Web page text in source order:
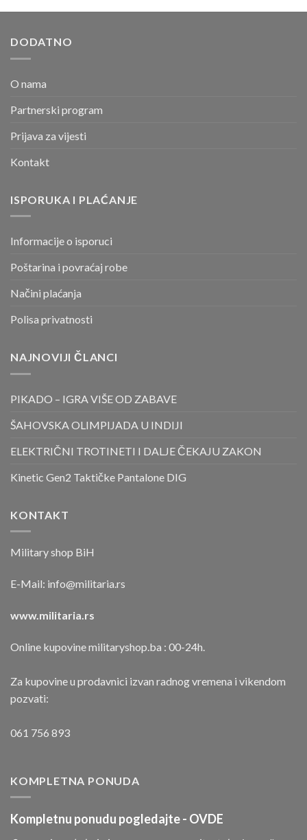
DODATNO
O nama
Partnerski program
Prijava za vijesti
Kontakt
ISPORUKA I PLAĆANJE
Informacije o isporuci
Poštarina i povraćaj robe
Načini plaćanja
Polisa privatnosti
NAJNOVIJI ČLANCI
PIKADO – IGRA VIŠE OD ZABAVE
ŠAHOVSKA OLIMPIJADA U INDIJI
ELEKTRIČNI TROTINETI I DALJE ČEKAJU ZAKON
Kinetic Gen2 Taktičke Pantalone DIG
KONTAKT
Military shop BiH
E-Mail: info@militaria.rs
www.militaria.rs
Online kupovine militaryshop.ba : 00-24h.
Za kupovine u prodavnici izvan radnog vremena i vikendom
pozvati:
061 756 893
KOMPLETNA PONUDA
Kompletnu ponudu pogledajte - OVDE